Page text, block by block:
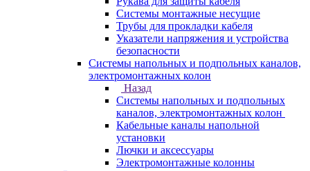
Системы монтажные несущие
Трубы для прокладки кабеля
Указатели напряжения и устройства
безопасности
Системы напольных и подпольных каналов,
электромонтажных колон
Назад
Системы напольных и подпольных
каналов, электромонтажных колон
Кабельные каналы напольной
установки
Лючки и аксессуары
Электромонтажные колонны